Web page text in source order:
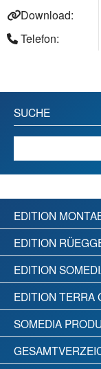
Download:
Telefon:
SUCHE
EDITION
EDITION
EDITION
EDITION TERRA
SOMEDIA